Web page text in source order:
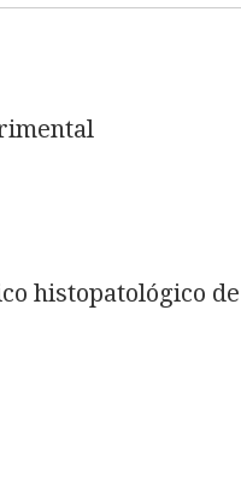
histopatológico de